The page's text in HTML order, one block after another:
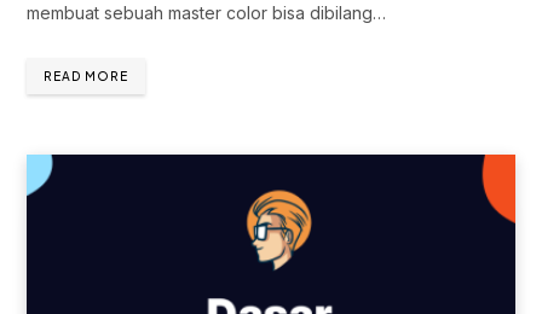
membuat sebuah master color bisa dibilang…
READ MORE